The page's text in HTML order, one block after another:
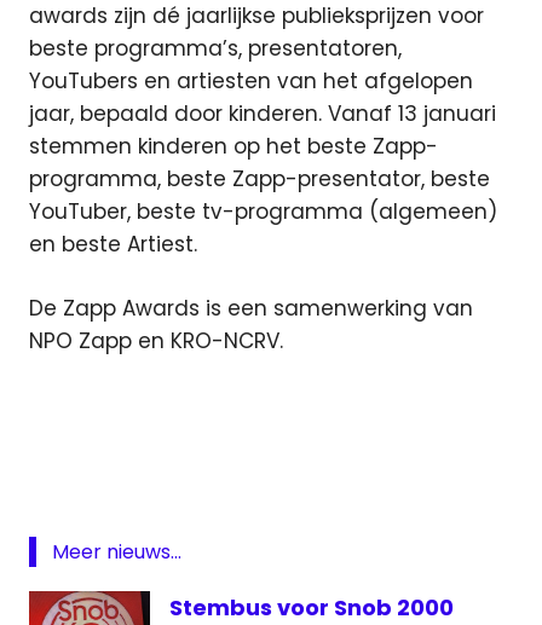
awards zijn dé jaarlijkse publieksprijzen voor
beste programma’s, presentatoren,
YouTubers en artiesten van het afgelopen
jaar, bepaald door kinderen. Vanaf 13 januari
stemmen kinderen op het beste Zapp-
programma, beste Zapp-presentator, beste
YouTuber, beste tv-programma (algemeen)
en beste Artiest.
De Zapp Awards is een samenwerking van
NPO Zapp en KRO-NCRV.
stemmen
Meer nieuws...
Stembus voor Snob 2000